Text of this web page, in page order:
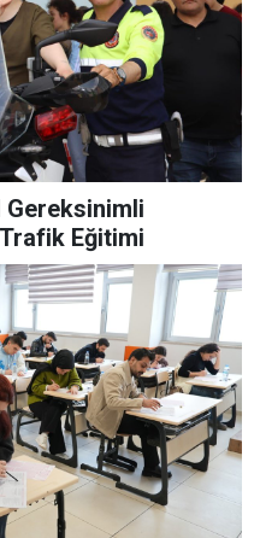
Gereksinimli
Eğitimi